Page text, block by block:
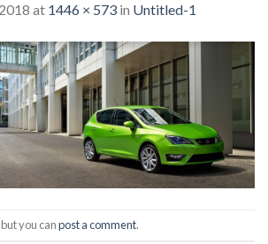
at 1446 × 573 in Untitled-1
you canpost a comment.